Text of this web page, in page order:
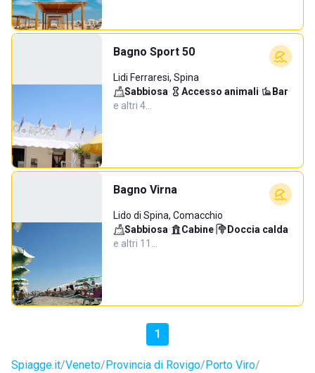
Bagno Sport 50
Lidi Ferraresi, Spina
Sabbiosa· Accesso animali· Bar·
e altri 4…
Bagno Virna
Lido di Spina, Comacchio
Sabbiosa· Cabine· Doccia calda·
e altri 11…
1
Spiagge.it Veneto Provincia di Rovigo Porto Viro